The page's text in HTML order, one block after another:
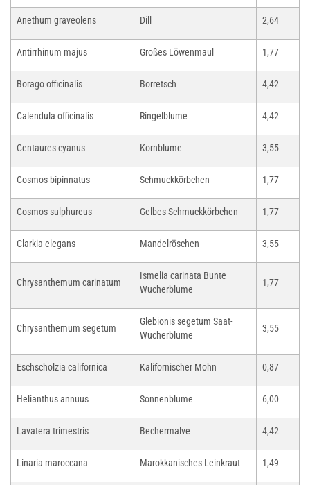
Anethum graveolens Dill 2,64
Antirrhinum majus Großes Löwenmaul 1,77
Borago officinalis Borretsch 4,42
Calendula officinalis Ringelblume 4,42
Centaures cyanus Kornblume 3,55
Cosmos bipinnatus Schmuckkörbchen 1,77
Cosmos sulphureus Gelbes Schmuckkörbchen 1,77
Clarkia elegans Mandelröschen 3,55
Chrysanthemum carinatum
Ismelia carinata Bunte
Wucherblume
1,77
Chrysanthemum segetum
Glebionis segetum Saat-
Wucherblume
3,55
Eschscholzia californica Kalifornischer Mohn 0,87
Helianthus annuus Sonnenblume 6,00
Lavatera trimestris Bechermalve 4,42
Linaria maroccana Marokkanisches Leinkraut 1,49